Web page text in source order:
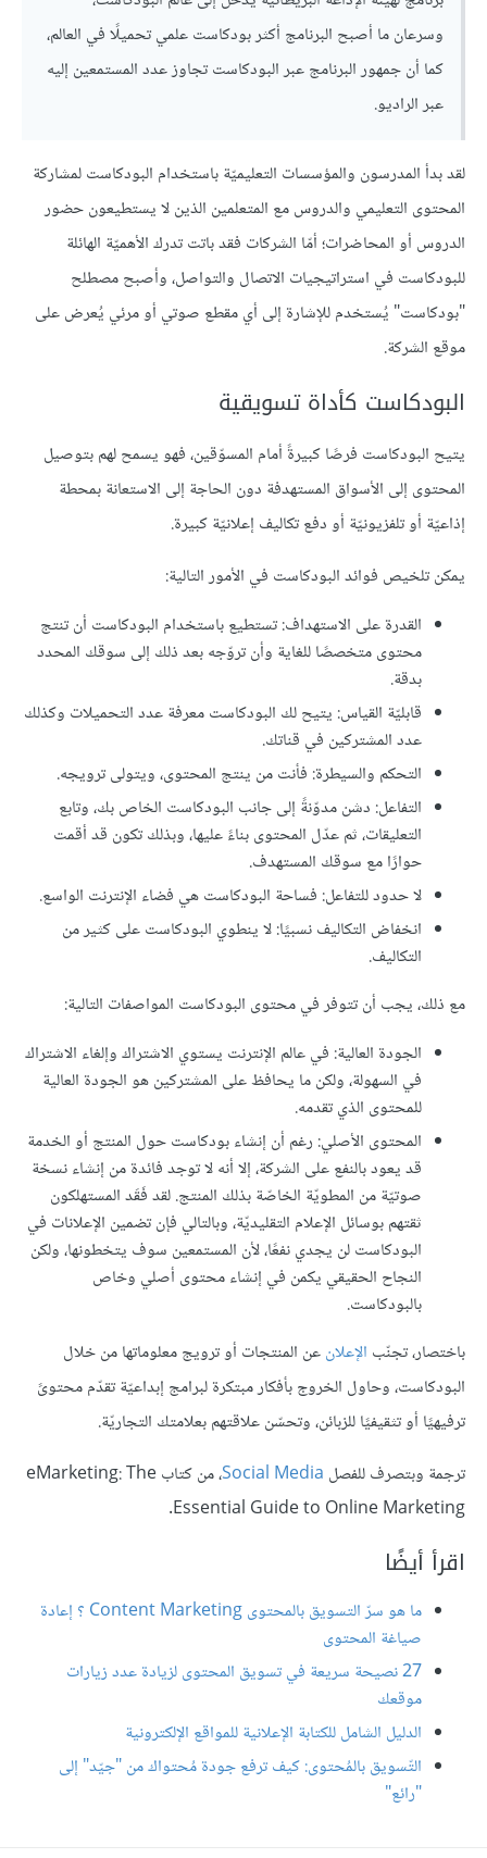
وسرعان ما أصبح البرنامج أكثر بودكاست علمي تحميلًا في العالم،
كما أن جمهور البرنامج عبر البودكاست تجاوز عدد المستمعين إليه
عبر الراديو.
لقد بدأ المدرسون والمؤسسات التعليميّة باستخدام البودكاست لمشاركة
المحتوى التعليمي والدروس مع المتعلمين الذين لا يستطيعون حضور
الدروس أو المحاضرات؛ أمّا الشركات فقد باتت تدرك الأهميّة الهائلة
للبودكاست في استراتيجيات الاتصال والتواصل، وأصبح مصطلح
"بودكاست" يُستخدم للإشارة إلى أي مقطع صوتي أو مرئي يُعرض على
موقع الشركة.
البودكاست كأداة تسويقية
يتيح البودكاست فرصًا كبيرةً أمام المسوّقين، فهو يسمح لهم بتوصيل
المحتوى إلى الأسواق المستهدفة دون الحاجة إلى الاستعانة بمحطة
إذاعيّة أو تلفزيونيّة أو دفع تكاليف إعلانيّة كبيرة.
يمكن تلخيص فوائد البودكاست في الأمور التالية:
القدرة على الاستهداف: تستطيع باستخدام البودكاست أن تنتج
محتوى متخصصًا للغاية وأن تروّجه بعد ذلك إلى سوقك المحدد
بدقة.
قابليّة القياس: يتيح لك البودكاست معرفة عدد التحميلات وكذلك
عدد المشتركين في قناتك.
التحكم والسيطرة: فأنت من ينتج المحتوى، ويتولى ترويجه.
التفاعل: دشن مدوّنةً إلى جانب البودكاست الخاص بك، وتابع
التعليقات، ثم عدّل المحتوى بناءً عليها، وبذلك تكون قد أقمت
حوارًا مع سوقك المستهدف.
لا حدود للتفاعل: فساحة البودكاست هي فضاء الإنترنت الواسع.
انخفاض التكاليف نسبيًا: لا ينطوي البودكاست على كثير من
التكاليف.
مع ذلك، يجب أن تتوفر في محتوى البودكاست المواصفات التالية:
الجودة العالية: في عالم الإنترنت يستوي الاشتراك وإلغاء الاشتراك
في السهولة، ولكن ما يحافظ على المشتركين هو الجودة العالية
للمحتوى الذي تقدمه.
المحتوى الأصلي: رغم أن إنشاء بودكاست حول المنتج أو الخدمة
قد يعود بالنفع على الشركة، إلا أنه لا توجد فائدة من إنشاء نسخة
صوتيّة من المطويّة الخاصّة بذلك المنتج. لقد فَقَد المستهلكون
ثقتهم بوسائل الإعلام التقليديّة، وبالتالي فإن تضمين الإعلانات في
البودكاست لن يجدي نفعًا، لأن المستمعين سوف يتخطونها، ولكن
النجاح الحقيقي يكمن في إنشاء محتوى أصلي وخاص
بالبودكاست.
باختصار، تجنّب الإعلانعن المنتجات أو ترويج معلوماتها من خلال
البودكاست، وحاول الخروج بأفكار مبتكرة لبرامج إبداعيّة تقدّم محتوىً
ترفيهيًا أو تثقيفيًا للزبائن، وتحسّن علاقتهم بعلامتك التجاريّة.
ترجمة وبتصرف للفصل Social Media
، من كتاب eMarketing: The
Essential Guide to Online Marketing.
اقرأ أيضًا
ما هو سرّ التسويق بالمحتوى Content Marketing ؟ إعادة
صياغة المحتوى
27 نصيحة سريعة في تسويق المحتوى لزيادة عدد زيارات
موقعك
الدليل الشامل للكتابة الإعلانية للمواقع الإلكترونية
التّسويق بالمُحتوى: كيف ترفع جودة مُحتواك من "جيّد" إلى
"رائع"